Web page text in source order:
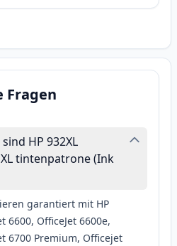
Fragen
HP 932XL
tintenpatrone (Ink
garantiert mit HP
6600, OfficeJet 6600e,
6700 Premium, Officejet